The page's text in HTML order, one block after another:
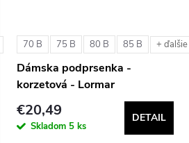
70 B 75 B 80 B 85 B + ďalšie
Dámska podprsenka -
korzetová - Lormar
ExtraOrdinary Fascia
€20,49
Skladom 5 ks
DETAIL